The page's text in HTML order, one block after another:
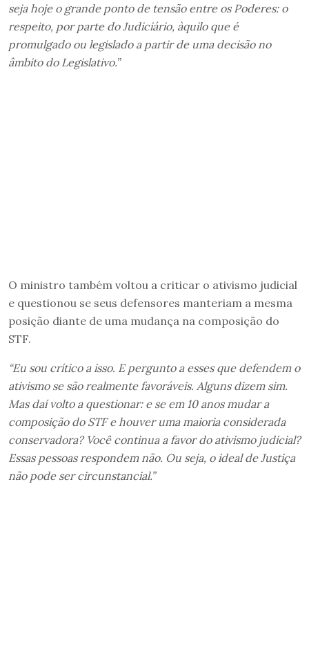
seja hoje o grande ponto de tensão entre os Poderes: o
respeito, por parte do Judiciário, àquilo que é
promulgado ou legislado a partir de uma decisão no
âmbito do Legislativo.”
O ministro também voltou a criticar o ativismo judicial
e questionou se seus defensores manteriam a mesma
posição diante de uma mudança na composição do
STF.
“Eu sou crítico a isso. E pergunto a esses que defendem o
ativismo se são realmente favoráveis. Alguns dizem sim.
Mas daí volto a questionar: e se em 10 anos mudar a
composição do STF e houver uma maioria considerada
conservadora? Você continua a favor do ativismo judicial?
Essas pessoas respondem não. Ou seja, o ideal de Justiça
não pode ser circunstancial.”